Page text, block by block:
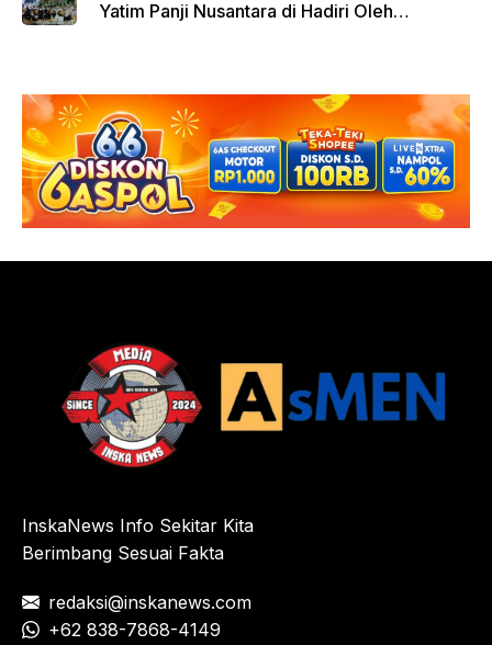
Yatim Panji Nusantara di Hadiri Oleh
InskaNews Info Sekitar Kita
Berimbang Sesuai Fakta
redaksi@inskanews.com
+62 838-7868-4149